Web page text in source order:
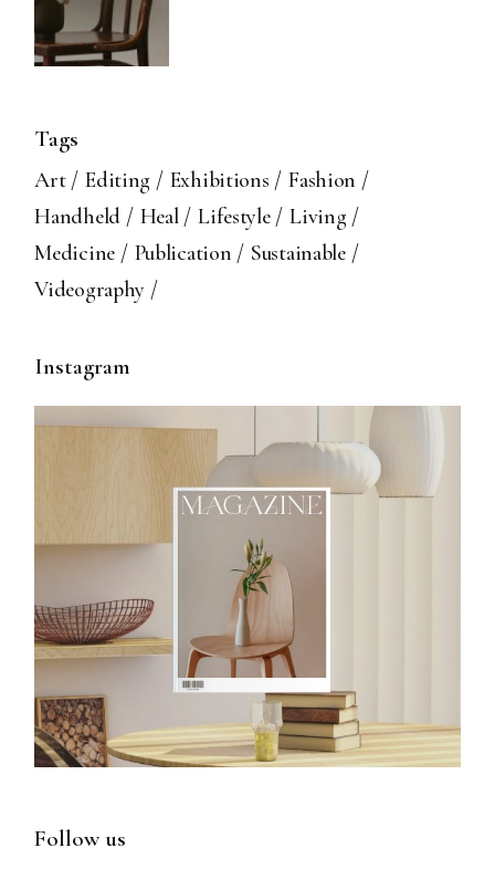
Tags
Art Editing Exhibitions
Fashion
Handheld
Heal Lifestyle
Living
Medicine
Publication
Sustainable
Videography
Instagram
Follow us